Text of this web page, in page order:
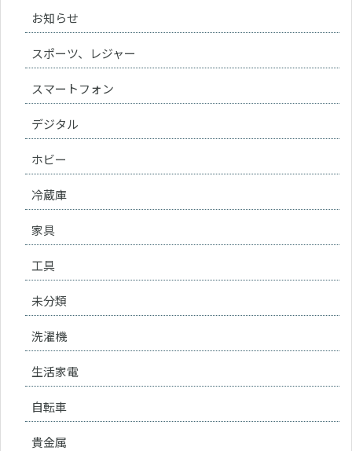
お知らせ
スポーツ、レジャー
スマートフォン
デジタル
ホビー
冷蔵庫
家具
工具
未分類
洗濯機
生活家電
自転車
貴金属